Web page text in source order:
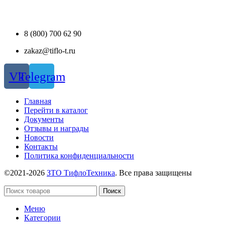
8 (800) 700 62 90
zakaz@tiflo-t.ru
VkTelegram
Главная
Перейти в каталог
Документы
Отзывы и награды
Новости
Контакты
Политика конфиденциальности
©2021-2026 ЗТО ТифлоТехника. Все права защищены
Поиск
Меню
Категории